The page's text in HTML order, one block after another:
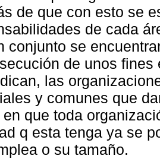
de que con esto se
de cada
conjunto se
de unos
las
y comunes que
en que toda
q esta tenga ya se
o su tamaño.